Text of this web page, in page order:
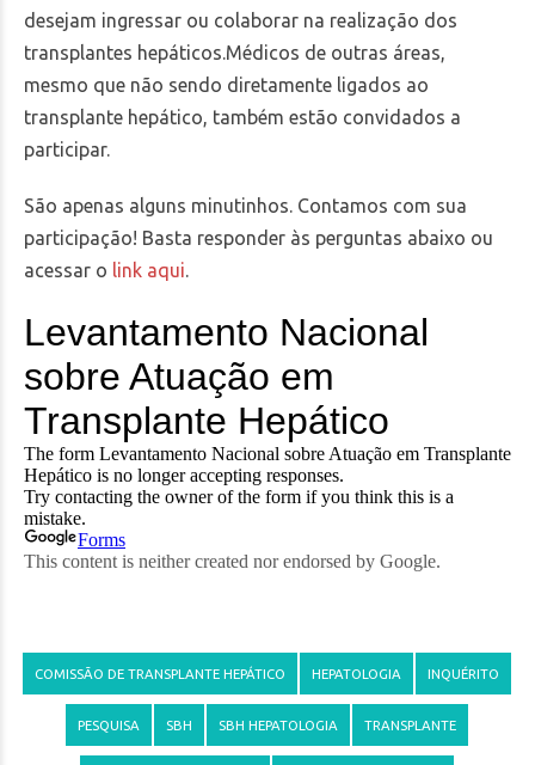
desejam ingressar ou colaborar na realização dos
transplantes hepáticos.Médicos de outras áreas,
mesmo que não sendo diretamente ligados ao
transplante hepático, também estão convidados a
participar.
São apenas alguns minutinhos. Contamos com sua
participação! Basta responder às perguntas abaixo ou
acessar o link aqui.
COMISSÃO DE TRANSPLANTE HEPÁTICO HEPATOLOGIA INQUÉRITO
PESQUISA SBH SBH HEPATOLOGIA TRANSPLANTE